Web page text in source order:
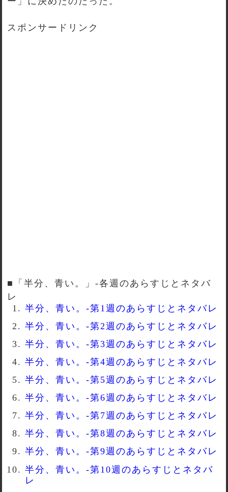
スポンサードリンク
■「半分、青い。」-各週のあらすじとネタバ
レ
半分、青い。-第1週のあらすじとネタバレ
半分、青い。-第2週のあらすじとネタバレ
半分、青い。-第3週のあらすじとネタバレ
半分、青い。-第4週のあらすじとネタバレ
半分、青い。-第5週のあらすじとネタバレ
半分、青い。-第6週のあらすじとネタバレ
半分、青い。-第7週のあらすじとネタバレ
半分、青い。-第8週のあらすじとネタバレ
半分、青い。-第9週のあらすじとネタバレ
半分、青い。-第10週のあらすじとネタバ
レ